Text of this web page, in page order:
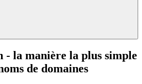
- la manière la plus simple
de domaines